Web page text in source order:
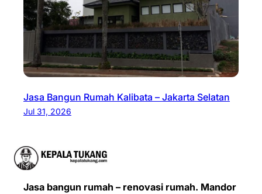
Jasa Bangun Rumah Kalibata – Jakarta Selatan
Jul 31, 2026
Jasa bangun rumah – renovasi rumah. Mandor